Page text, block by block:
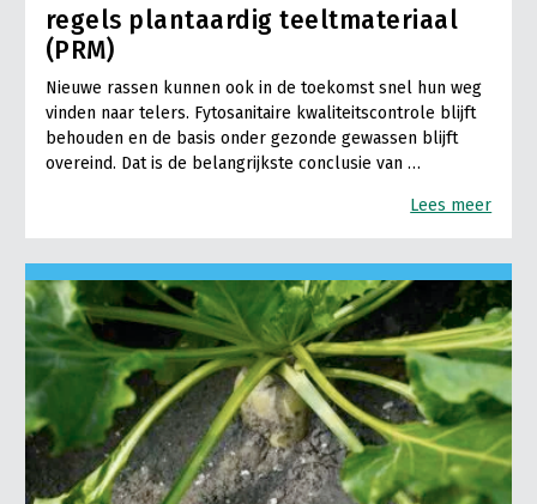
regels plantaardig teeltmateriaal
(PRM)
Nieuwe rassen kunnen ook in de toekomst snel hun weg
vinden naar telers. Fytosanitaire kwaliteitscontrole blijft
behouden en de basis onder gezonde gewassen blijft
overeind. Dat is de belangrijkste conclusie van …
Lees meer